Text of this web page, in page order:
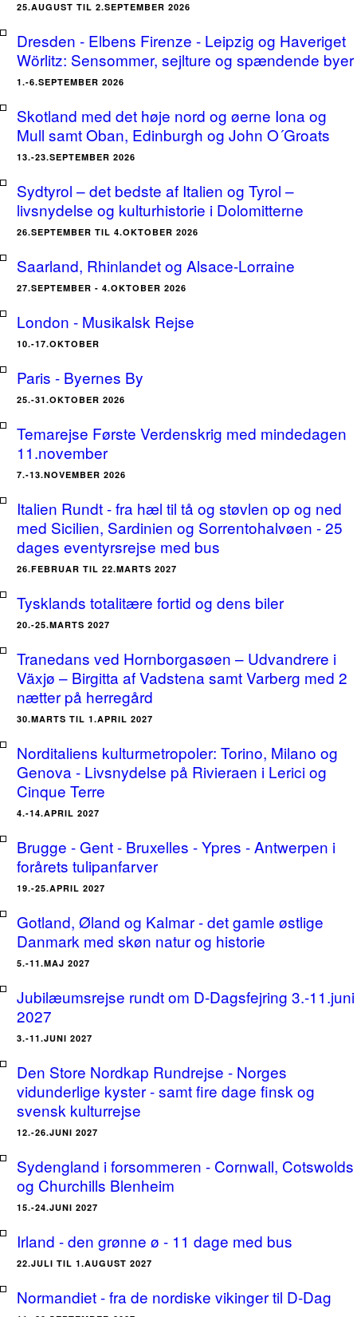
25.AUGUST TIL 2.SEPTEMBER 2026
Dresden - Elbens Firenze - Leipzig og Haveriget
Wörlitz: Sensommer, sejlture og spændende byer
1.-6.SEPTEMBER 2026
Skotland med det høje nord og øerne Iona og
Mull samt Oban, Edinburgh og John O´Groats
13.-23.SEPTEMBER 2026
Sydtyrol – det bedste af Italien og Tyrol –
livsnydelse og kulturhistorie i Dolomitterne
26.SEPTEMBER TIL 4.OKTOBER 2026
Saarland, Rhinlandet og Alsace-Lorraine
27.SEPTEMBER - 4.OKTOBER 2026
London - Musikalsk Rejse
10.-17.OKTOBER
Paris - Byernes By
25.-31.OKTOBER 2026
Temarejse Første Verdenskrig med mindedagen
11.november
7.-13.NOVEMBER 2026
Italien Rundt - fra hæl til tå og støvlen op og ned
med Sicilien, Sardinien og Sorrentohalvøen - 25
dages eventyrsrejse med bus
26.FEBRUAR TIL 22.MARTS 2027
Tysklands totalitære fortid og dens biler
20.-25.MARTS 2027
Tranedans ved Hornborgasøen – Udvandrere i
Växjø – Birgitta af Vadstena samt Varberg med 2
nætter på herregård
30.MARTS TIL 1.APRIL 2027
Norditaliens kulturmetropoler: Torino, Milano og
Genova - Livsnydelse på Rivieraen i Lerici og
Cinque Terre
4.-14.APRIL 2027
Brugge - Gent - Bruxelles - Ypres - Antwerpen i
forårets tulipanfarver
19.-25.APRIL 2027
Gotland, Øland og Kalmar - det gamle østlige
Danmark med skøn natur og historie
5.-11.MAJ 2027
Jubilæumsrejse rundt om D-Dagsfejring 3.-11.juni
2027
3.-11.JUNI 2027
Den Store Nordkap Rundrejse - Norges
vidunderlige kyster - samt fire dage finsk og
svensk kulturrejse
12.-26.JUNI 2027
Sydengland i forsommeren - Cornwall, Cotswolds
og Churchills Blenheim
15.-24.JUNI 2027
Irland - den grønne ø - 11 dage med bus
22.JULI TIL 1.AUGUST 2027
Normandiet - fra de nordiske vikinger til D-Dag